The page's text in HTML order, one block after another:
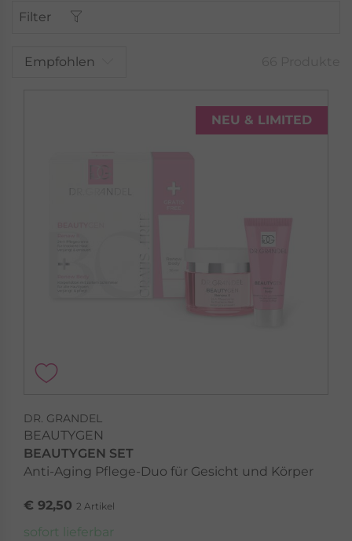
Filter
Empfohlen
NEU & LIMITED
DR. GRANDEL
BEAUTYGEN
BEAUTYGEN SET
Anti-Aging Pflege-Duo für Gesicht und Körper
€ 92,50 2 Artikel
sofort lieferbar